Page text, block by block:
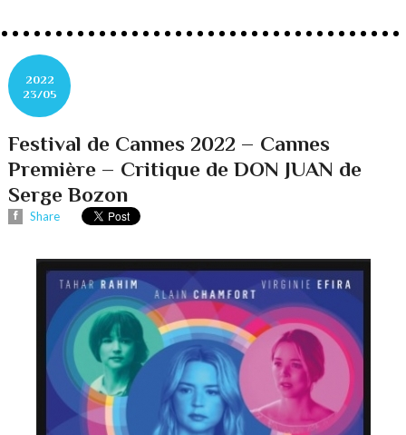
2022
23/05
Festival de Cannes 2022 – Cannes
Première – Critique de DON JUAN de
Serge Bozon
Share